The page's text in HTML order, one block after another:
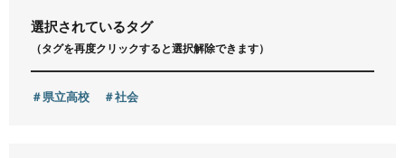
vnetアライアンス企業
運営会社
選択されているタグ
（タグを再度クリックすると選択解除できます）
県立高校 社会